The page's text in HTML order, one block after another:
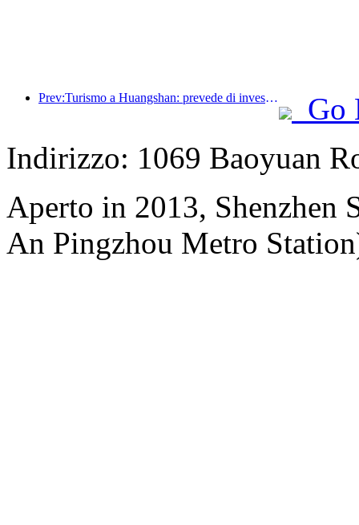
Prev:Turismo a Huangshan: prevede di investire 530 milioni di yuan nella ristrutturazione degli hotel
Go
Indirizzo: 1069 Baoyuan
Aperto in 2013, Shenzhen
An Pingzhou Metro